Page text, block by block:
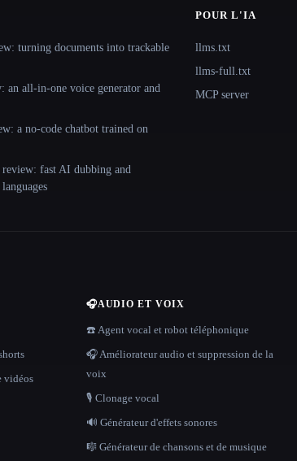
turning documents into trackable
an all-in-one voice generator and
a no-code chatbot trained on
fast AI dubbing and
POUR L'IA
llms.txt
llms-full.txt
MCP server
vidéos
🎧AUDIO ET VOIX
☎️ Agent vocal et robot téléphonique
🎧 Améliorateur audio et suppression de la
voix
🎙️ Clonage vocal
🔊 Générateur d'effets sonores
🎼 Générateur de chansons et de musique